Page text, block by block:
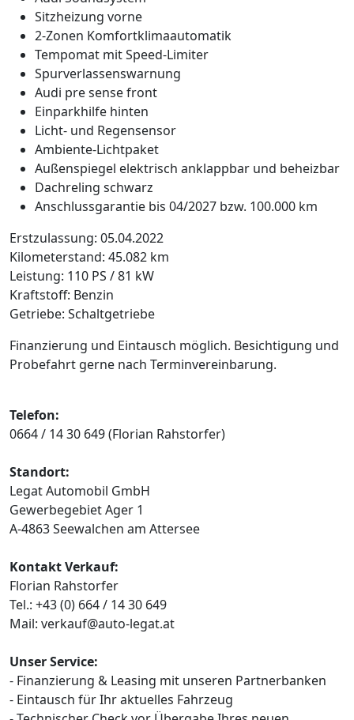
Sitzheizung vorne
2-Zonen Komfortklimaautomatik
Tempomat mit Speed-Limiter
Spurverlassenswarnung
Audi pre sense front
Einparkhilfe hinten
Licht- und Regensensor
Ambiente-Lichtpaket
Außenspiegel elektrisch anklappbar und beheizbar
Dachreling schwarz
Anschlussgarantie bis 04/2027 bzw. 100.000 km
Erstzulassung: 05.04.2022
Kilometerstand: 45.082 km
Leistung: 110 PS / 81 kW
Kraftstoff: Benzin
Getriebe: Schaltgetriebe
Finanzierung und Eintausch möglich. Besichtigung und
Probefahrt gerne nach Terminvereinbarung.
Telefon:
0664 / 14 30 649 (Florian Rahstorfer)
Standort:
Legat Automobil GmbH
Gewerbegebiet Ager 1
A-4863 Seewalchen am Attersee
Kontakt Verkauf:
Florian Rahstorfer
Tel.: +43 (0) 664 / 14 30 649
Mail: verkauf@auto-legat.at
Unser Service:
- Finanzierung & Leasing mit unseren Partnerbanken
- Eintausch für Ihr aktuelles Fahrzeug